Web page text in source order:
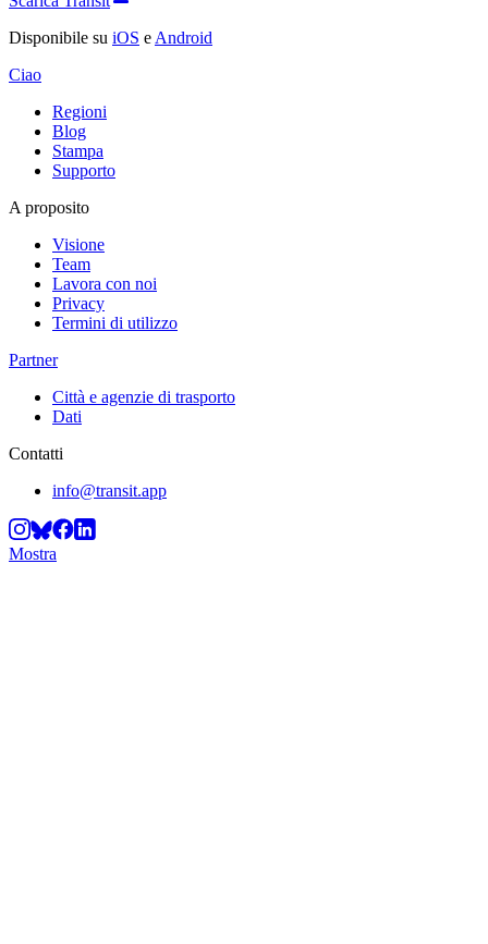
Disponibile su iOS e Android
Ciao
Regioni
Blog
Stampa
Supporto
A proposito
Visione
Team
Lavora con noi
Privacy
Termini di utilizzo
Partner
Città e agenzie di trasporto
Dati
Contatti
info@transit.app
Mostra